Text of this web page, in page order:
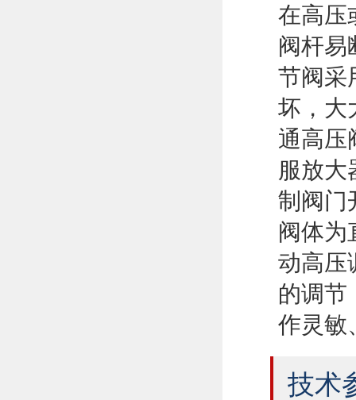
在高压
阀杆易
节阀采
坏，大
通高压
服放大
制阀门
阀体为
动高压
的调节
作灵敏
技术